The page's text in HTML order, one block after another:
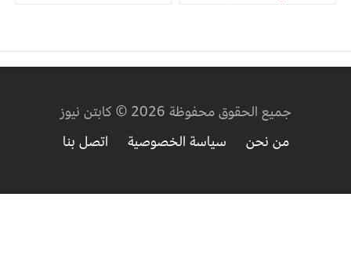
جميع الحقوق محفوظة 2026 © كابتن نيوز
من نحن
سياسة الخصوصية اتصل بنا